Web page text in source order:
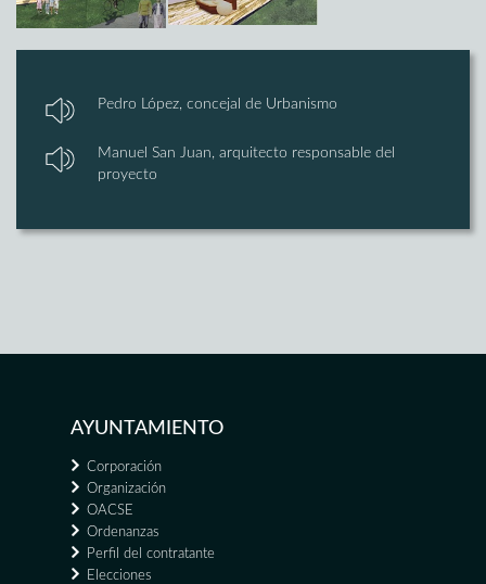
Pedro López, concejal de Urbanismo
Manuel San Juan, arquitecto responsable del
proyecto
AYUNTAMIENTO
Corporación
Organización
OACSE
Ordenanzas
Perfil del contratante
Elecciones